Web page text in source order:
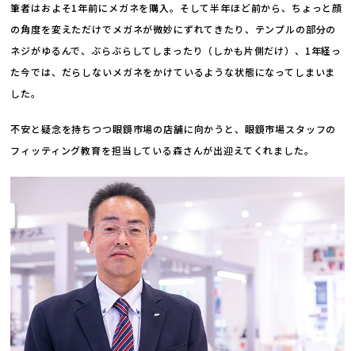
筆者はおよそ1年前にメガネを購入。そして半年ほど前から、ちょっと顔
の角度を変えただけでメガネが微妙にずれてきたり、テンプルの部分の
ネジがゆるんで、ぶらぶらしてしまったり（しかも片側だけ）、1年経っ
た今では、だらしないメガネをかけているような状態になってしまいま
した。
不安と疑念を持ちつつ眼鏡市場の店舗に向かうと、眼鏡市場スタッフの
フィッティング教育を担当している森さんが出迎えてくれました。